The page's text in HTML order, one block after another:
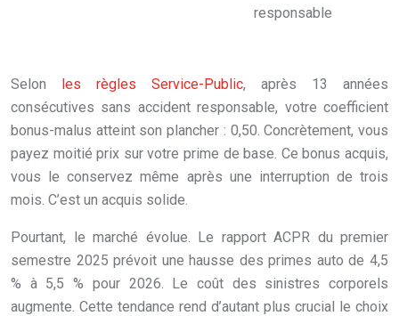
responsable
Selon les règles Service-Public, après 13 années
consécutives sans accident responsable, votre coefficient
bonus-malus atteint son plancher : 0,50. Concrètement, vous
payez moitié prix sur votre prime de base. Ce bonus acquis,
vous le conservez même après une interruption de trois
mois. C’est un acquis solide.
Pourtant, le marché évolue. Le rapport ACPR du premier
semestre 2025 prévoit une hausse des primes auto de 4,5
% à 5,5 % pour 2026. Le coût des sinistres corporels
augmente. Cette tendance rend d’autant plus crucial le choix